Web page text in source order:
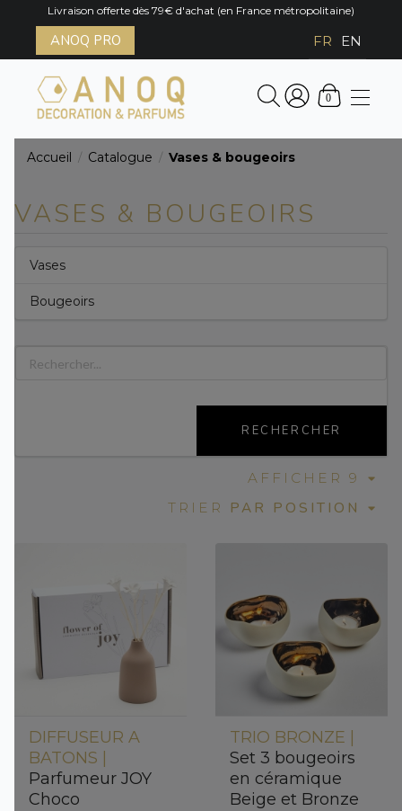
Livraison offerte dès 79€ d'achat (en France métropolitaine)
ANOQ PRO FR EN
0
Accueil / Catalogue / Vases & bougeoirs
VASES & BOUGEOIRS
Vases
Bougeoirs
RECHERCHER
AFFICHER 9
TRIER
PAR POSITION
DIFFUSEUR A
BATONS |
Parfumeur JOY
Choco
TRIO BRONZE |
Set 3 bougeoirs
en céramique
Beige et Bronze